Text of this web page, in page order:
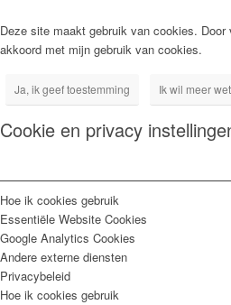
Deze site maakt gebruik van cookies.
akkoord met mijn gebruik van cookies.
Ja, ik geef toestemming Ik wil meer
Cookie en privacy
Hoe ik cookies gebruik
Essentiële Website Cookies
Google Analytics Cookies
Andere externe diensten
Privacybeleid
Hoe ik cookies gebruik